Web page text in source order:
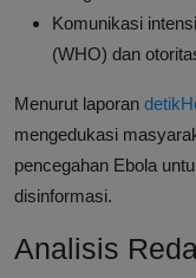
Komunikasi
(WHO) dan
Menurut laporan
mengedukasi
pencegahan Ebola
disinformasi.
Analisis